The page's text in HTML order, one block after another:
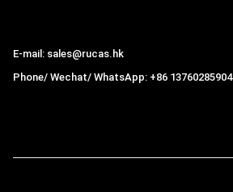
E-mail: sales@rucas.hk
Phone/ Wechat/ WhatsApp: +86 13760285904